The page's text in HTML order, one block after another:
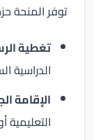
توفر المنحة
تغطية
الدراسية
الإقامة